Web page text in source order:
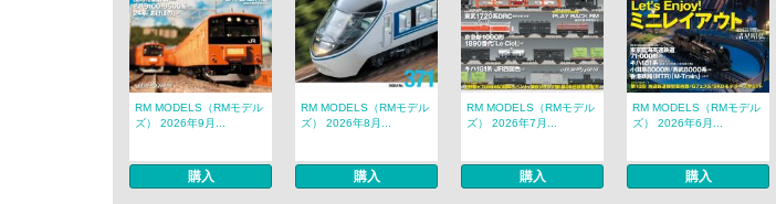
RM MODELS（RMモデル
ズ） 2026年9月...
購入
RM MODELS（RMモデル
ズ） 2026年8月...
購入
RM MODELS（RMモデル
ズ） 2026年7月...
購入
RM MODELS（RMモデル
ズ） 2026年6月...
購入